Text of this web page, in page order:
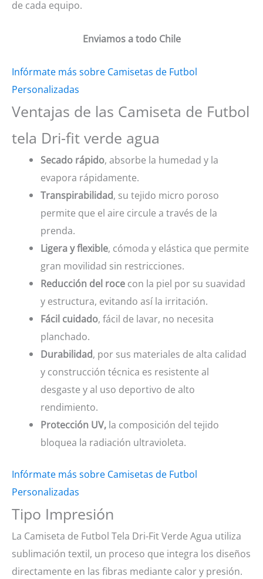
de cada equipo.
Enviamos a todo Chile
Infórmate más sobre Camisetas de Futbol
Personalizadas
Ventajas de las Camiseta de Futbol
tela Dri-fit verde agua
Secado rápido, absorbe la humedad y la
evapora rápidamente.
Transpirabilidad, su tejido micro poroso
permite que el aire circule a través de la
prenda.
Ligera y flexible, cómoda y elástica que permite
gran movilidad sin restricciones.
Reducción del roce con la piel por su suavidad
y estructura, evitando así la irritación.
Fácil cuidado, fácil de lavar, no necesita
planchado.
Durabilidad, por sus materiales de alta calidad
y construcción técnica es resistente al
desgaste y al uso deportivo de alto
rendimiento.
Protección UV, la composición del tejido
bloquea la radiación ultravioleta.
Infórmate más sobre Camisetas de Futbol
Personalizadas
Tipo Impresión
La Camiseta de Futbol Tela Dri-Fit Verde Agua utiliza
sublimación textil, un proceso que integra los diseños
directamente en las fibras mediante calor y presión.